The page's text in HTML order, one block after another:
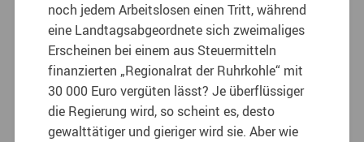
noch jedem Arbeitslosen einen Tritt, während
eine Landtagsabgeordnete sich zweimaliges
Erscheinen bei einem aus Steuermitteln
finanzierten „Regionalrat der Ruhrkohle“ mit
30 000 Euro vergüten lässt? Je überflüssiger
die Regierung wird, so scheint es, desto
gewalttätiger und gieriger wird sie. Aber wie